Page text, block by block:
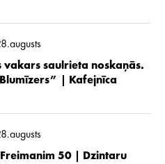
vakars saulrieta noskaņās.
| Kafejnīca
50 | Dzintaru